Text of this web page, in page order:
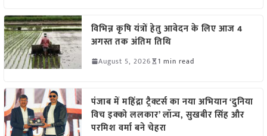
विभिन्न कृषि यंत्रों हेतु आवेदन के लिए आज 4
अगस्त तक अंतिम तिथि
August 5, 2026 1 min read
पंजाब में महिंद्रा ट्रैक्टर्स का नया अभियान ‘दुनिया
विच इक्को ललकार’ लॉन्च, सुखबीर सिंह और
परमिश वर्मा बने चेहरा